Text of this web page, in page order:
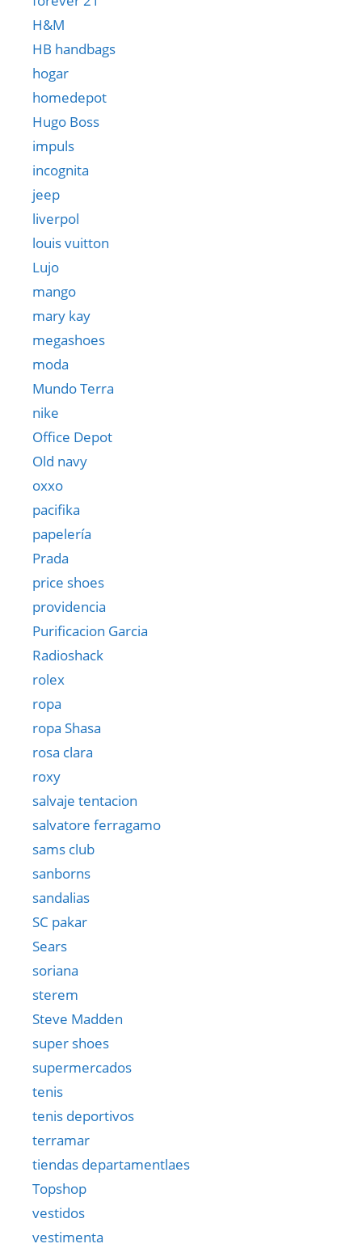
H&M
HB handbags
hogar
homedepot
Hugo Boss
impuls
incognita
jeep
liverpol
louis vuitton
Lujo
mango
mary kay
megashoes
moda
Mundo Terra
nike
Office Depot
Old navy
oxxo
pacifika
papelería
Prada
price shoes
providencia
Purificacion Garcia
Radioshack
rolex
ropa
ropa Shasa
rosa clara
roxy
salvaje tentacion
salvatore ferragamo
sams club
sanborns
sandalias
SC pakar
Sears
soriana
sterem
Steve Madden
super shoes
supermercados
tenis
tenis deportivos
terramar
tiendas departamentlaes
Topshop
vestidos
vestimenta